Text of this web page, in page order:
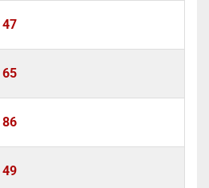
47
65
86
49